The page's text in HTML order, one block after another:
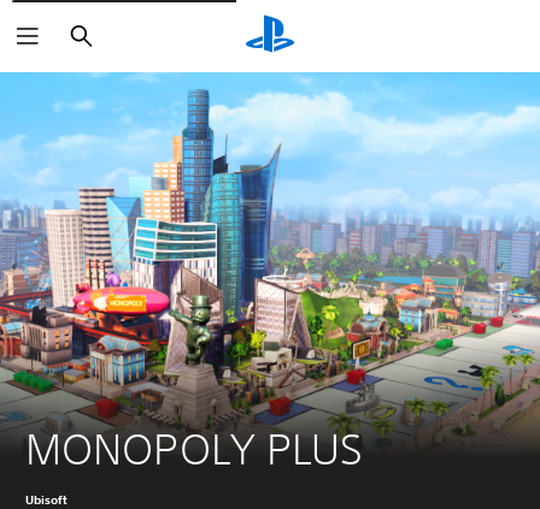
Arama
MONOPOLY PLUS
Ubisoft